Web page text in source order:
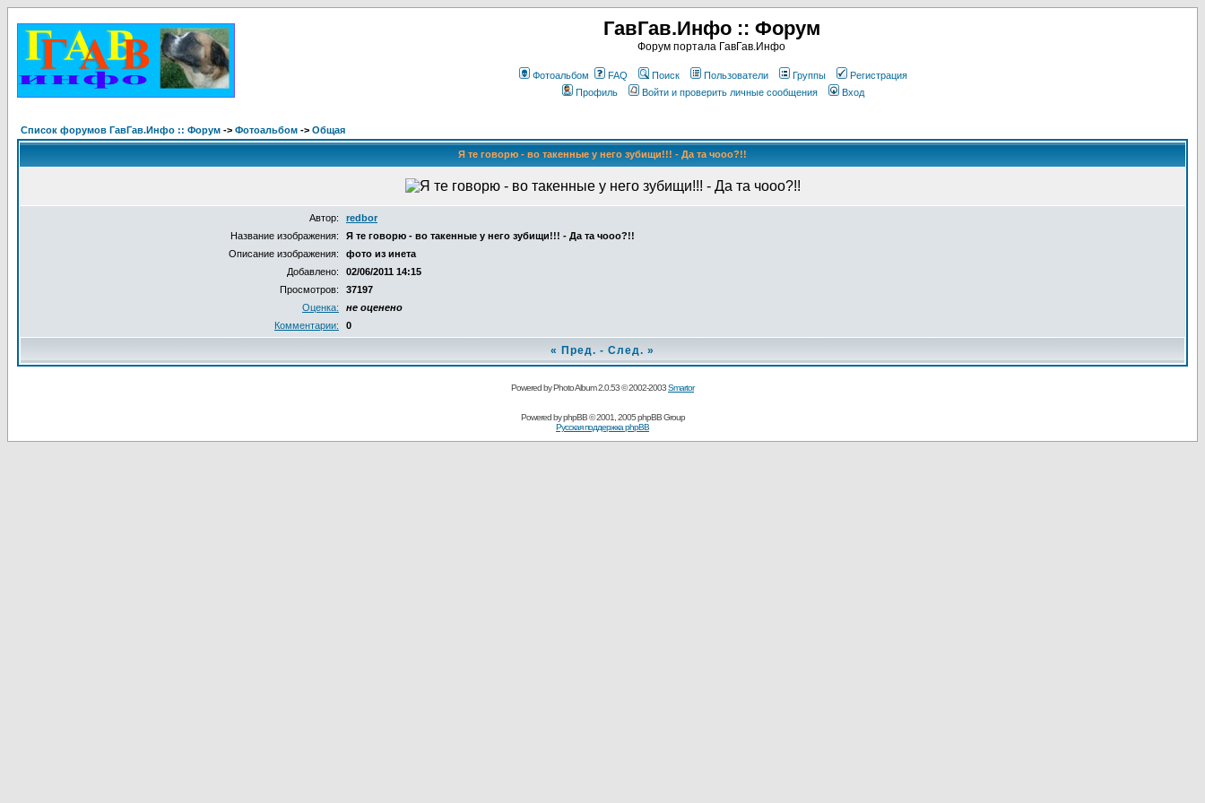
ГавГав.Инфо :: Форум
Форум портала ГавГав.Инфо
Фотоальбом FAQ Поиск Пользователи Группы
Регистрация
Профиль
Войти и проверить личные сообщения Вход
Список форумов ГавГав.Инфо :: Форум -> Фотоальбом -> Общая
Я те говорю - во такенные у него зубищи!!! - Да та чооо?!!
Автор:
redbor
Название изображения:
Я те говорю - во такенные у него зубищи!!! - Да та чооо?!!
Описание изображения:
фото из инета
Добавлено:
02/06/2011 14:15
Просмотров:
37197
Оценка:
не оценено
Комментарии:
0
« Пред. - След. »
Powered by Photo Album 2.0.53 © 2002-2003Smartor
Powered byphpBB© 2001, 2005 phpBB Group
Русская поддержка phpBB